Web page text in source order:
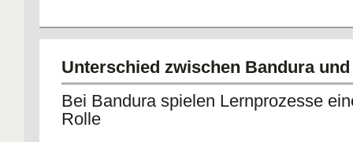
Unterschied zwischen Bandura
Bei Bandura spielen Lernprozesse
Rolle